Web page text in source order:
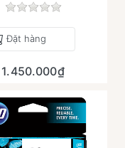
sản phẩm này.
Chưa có đánh giá
Đặt hàng
1.450.000₫